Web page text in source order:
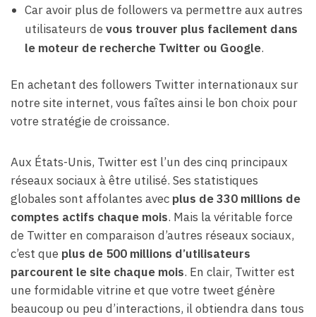
Car avoir plus de followers va permettre aux autres
utilisateurs devous trouver plus facilement dans
le moteur de recherche Twitter ou Google.
En achetant des followers Twitter internationaux sur
notre site internet, vous faîtes ainsi le bon choix pour
votre stratégie de croissance.
Aux États-Unis, Twitter est l’un des cinq principaux
réseaux sociaux à être utilisé. Ses statistiques
globales sont affolantes avec plus de 330 millions de
comptes actifs chaque mois. Mais la véritable force
de Twitter en comparaison d’autres réseaux sociaux,
c’est que plus de 500 millions d’utilisateurs
parcourent le site chaque mois. En clair, Twitter est
une formidable vitrine et que votre tweet génère
beaucoup ou peu d’interactions, il obtiendra dans tous